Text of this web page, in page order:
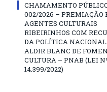
CHAMAMENTO
002/2026 – PREMIAÇÃO
AGENTES CULTURAIS
RIBEIRINHOS COM
DA POLÍTICA NACIONAL
ALDIR BLANC DE
CULTURA – PNAB (LEI
14.399/2022)